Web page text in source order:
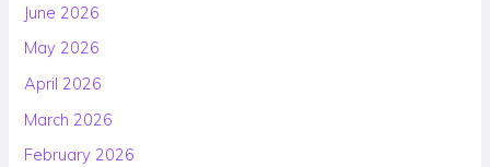
June 2026
May 2026
April 2026
March 2026
February 2026